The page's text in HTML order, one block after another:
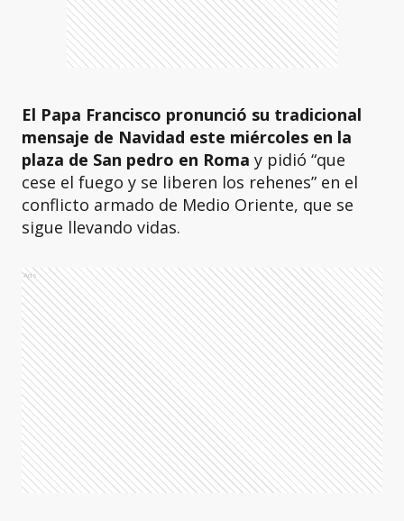
El Papa Francisco pronunció su tradicional
mensaje de Navidad este miércoles en la
plaza de San pedro en Roma y pidió “que
cese el fuego y se liberen los rehenes” en el
conflicto armado de Medio Oriente, que se
sigue llevando vidas.
Ads